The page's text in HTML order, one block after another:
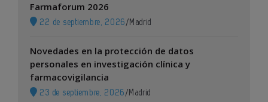
Farmaforum 2026
22 de septiembre, 2026 / Madrid
Novedades en la protección de datos
personales en investigación clínica y
farmacovigilancia
23 de septiembre, 2026 / Madrid